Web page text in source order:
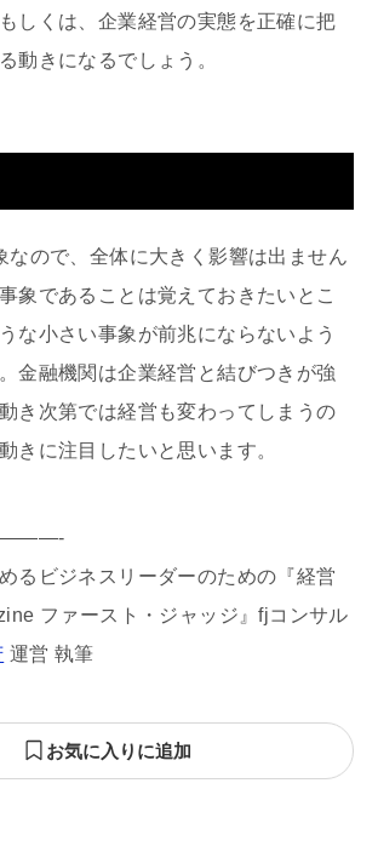
しくは、企業経営の実態を正確に把
動きになるでしょう。
なので、全体に大きく影響は出ません
象であることは覚えておきたいとこ
な小さい事象が前兆にならないよう
金融機関は企業経営と結びつきが強
き次第では経営も変わってしまうの
きに注目したいと思います。
るビジネスリーダーのための『経営
ファースト・ジャッジ』fjコンサル
運営 執筆
お気に入りに追加